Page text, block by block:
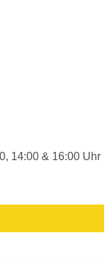
14:00 & 16:00 Uhr